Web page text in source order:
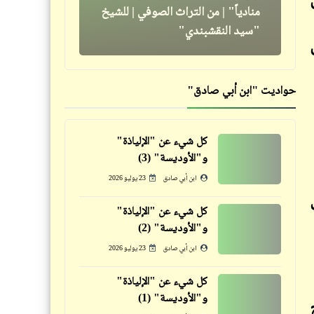
التحضير لمظاهرات شعبيّة غاضبة
في "مصر"
مين عنده الشجاعة يعمل كده؟
ورشة "اللغوصة" لصناعة حلاوة
المولد لصاحبها الأسطى "عبده
منادياً" | من التراث الصوفي | للشيخ
"سيد النقشبندي"
كاريكاتير
رسوم كاريكاتيرية رائعة ستتعلم
منها معانٍ عميقة (6)
كاريكاتير
رسوم كاريكاتيرية رائعة ستتعلم
حواديت "ابن أبي صادق"
كل شيء عن "الإلياذة"
و"الأوديسة" (3)
ابن أبي صادق 23 يوليو 2026
كل شيء عن "الإلياذة"
و"الأوديسة" (2)
ابن أبي صادق 23 يوليو 2026
كل شيء عن "الإلياذة"
و"الأوديسة" (1)